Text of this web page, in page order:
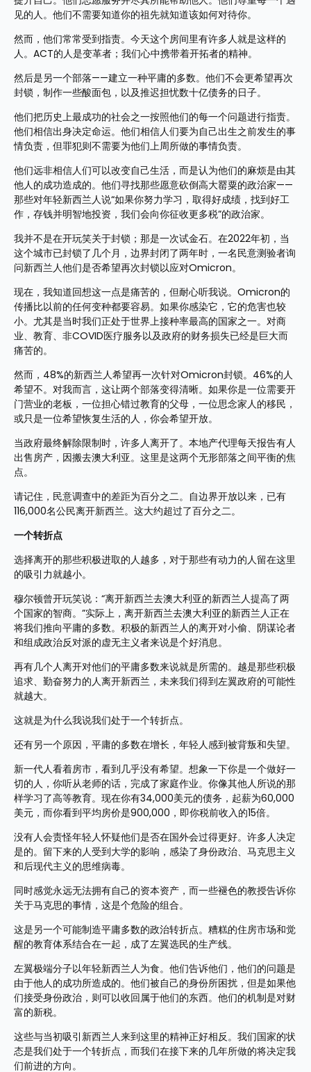
见的人。他们不需要知道你的祖先就知道该如何对待你。
然而，他们常常受到指责。今天这个房间里有许多人就是这样的
人。ACT的人是变革者；我们心中携带着开拓者的精神。
然后是另一个部落——建立一种平庸的多数。他们不会更希望再次
封锁，制作一些酸面包，以及推迟担忧数十亿债务的日子。
他们把历史上最成功的社会之一按照他们的每一个问题进行指责。
他们相信出身决定命运。他们相信人们要为自己出生之前发生的事
情负责，但罪犯则不需要为他们上周所做的事情负责。
他们远非相信人们可以改变自己生活，而是认为他们的麻烦是由其
他人的成功造成的。他们寻找那些愿意砍倒高大罂粟的政治家——
那些对年轻新西兰人说“如果你努力学习，取得好成绩，找到好工
作，存钱并明智地投资，我们会向你征收更多税”的政治家。
我并不是在开玩笑关于封锁；那是一次试金石。在2022年初，当
这个城市已封锁了几个月，边界封闭了两年时，一名民意测验者询
问新西兰人他们是否希望再次封锁以应对Omicron。
现在，我知道回想这一点是痛苦的，但耐心听我说。Omicron的
传播比以前的任何变种都要容易。如果你感染它，它的危害也较
小。尤其是当时我们正处于世界上接种率最高的国家之一。对商
业、教育、非COVID医疗服务以及政府的财务损失已经是巨大而
痛苦的。
然而，48%的新西兰人希望再一次针对Omicron封锁。46%的人
希望不。对我而言，这让两个部落变得清晰。如果你是一位需要开
门营业的老板，一位担心错过教育的父母，一位思念家人的移民，
或只是一位希望恢复生活的人，你会希望开放。
当政府最终解除限制时，许多人离开了。本地产代理每天报告有人
出售房产，因搬去澳大利亚。这里是这两个无形部落之间平衡的焦
点。
请记住，民意调查中的差距为百分之二。自边界开放以来，已有
116,000名公民离开新西兰。这大约超过了百分之二。
一个转折点
选择离开的那些积极进取的人越多，对于那些有动力的人留在这里
的吸引力就越小。
穆尔顿曾开玩笑说：“离开新西兰去澳大利亚的新西兰人提高了两
个国家的智商。”实际上，离开新西兰去澳大利亚的新西兰人正在
将我们推向平庸的多数。积极的新西兰人的离开对小偷、阴谋论者
和组成政治反对派的虚无主义者来说是个好消息。
再有几个人离开对他们的平庸多数来说就是所需的。越是那些积极
追求、勤奋努力的人离开新西兰，未来我们得到左翼政府的可能性
就越大。
这就是为什么我说我们处于一个转折点。
还有另一个原因，平庸的多数在增长，年轻人感到被背叛和失望。
新一代人看着房市，看到几乎没有希望。想象一下你是一个做好一
切的人，你听从老师的话，完成了家庭作业。你像其他人所说的那
样学习了高等教育。现在你有34,000美元的债务，起薪为60,000
美元，而你看到平均房价是900,000，即你税前收入的15倍。
没有人会责怪年轻人怀疑他们是否在国外会过得更好。许多人决定
是的。留下来的人受到大学的影响，感染了身份政治、马克思主义
和后现代主义的思维病毒。
同时感觉永远无法拥有自己的资本资产，而一些褪色的教授告诉你
关于马克思的事情，这是个危险的组合。
这是另一个可能制造平庸多数的政治转折点。糟糕的住房市场和觉
醒的教育体系结合在一起，成了左翼选民的生产线。
左翼极端分子以年轻新西兰人为食。他们告诉他们，他们的问题是
由于他人的成功所造成的。他们被自己的身份所困扰，但是如果他
们接受身份政治，则可以收回属于他们的东西。他们的机制是对财
富的新税。
这些与当初吸引新西兰人来到这里的精神正好相反。我们国家的状
态是我们处于一个转折点，而我们在接下来的几年所做的将决定我
们前进的方向。